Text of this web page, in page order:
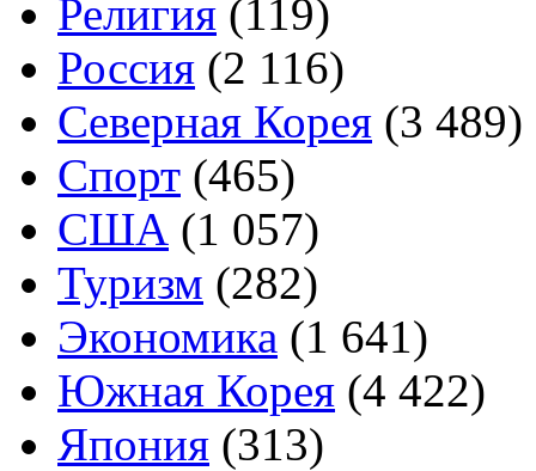
Религия (119)
Россия (2 116)
Северная Корея (3 489)
Спорт (465)
США (1 057)
Туризм (282)
Экономика (1 641)
Южная Корея (4 422)
Япония (313)